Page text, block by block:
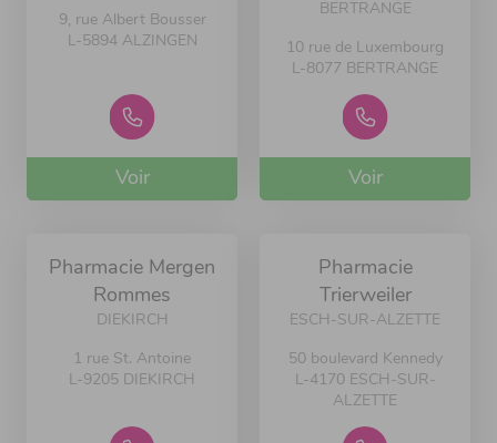
9, rue Albert Bousser
L-5894 ALZINGEN
Voir
BERTRANGE
10 rue de Luxembourg
L-8077 BERTRANGE
Voir
Pharmacie Mergen
Rommes
DIEKIRCH
1 rue St. Antoine
L-9205 DIEKIRCH
Pharmacie
Trierweiler
ESCH-SUR-ALZETTE
50 boulevard Kennedy
L-4170 ESCH-SUR-
ALZETTE